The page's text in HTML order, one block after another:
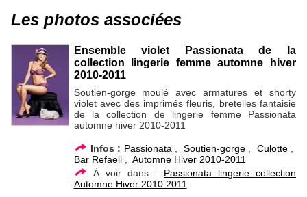
Les photos associées
Ensemble violet Passionata de la
collection lingerie femme automne hiver
2010-2011
Soutien-gorge moulé avec armatures et shorty
violet avec des imprimés fleuris, bretelles fantaisie
de la collection de lingerie femme Passionata
automne hiver 2010-2011
Infos : Passionata, Soutien-gorge, Culotte,
Bar Refaeli, Automne Hiver 2010-2011
À voir dans : Passionata lingerie collection
Automne Hiver 2010 2011